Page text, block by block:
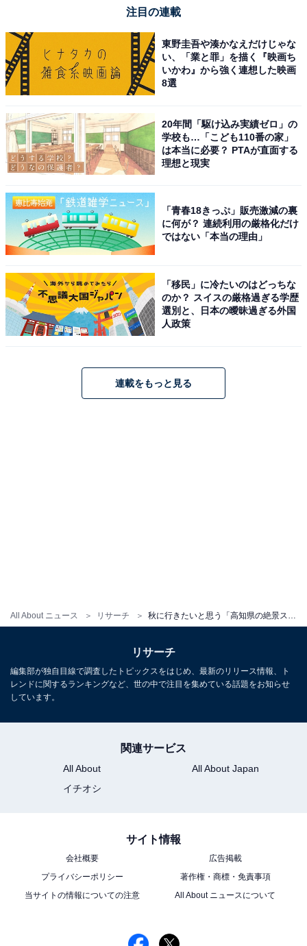
All About ニュース リサーチ
こちらもおすすめ
秋に行きたいと思う「岡山県の絶景スポット」
ル」、1位は？
注目の連載
東野圭吾や湊かなえだけじゃな
い、「業と罪」を描く『映画ち
いかわ』から強く連想した映画
8選
20年間「駆け込み実績ゼロ」の
学校も…「こども110番の家」
は本当に必要？ PTAが直面する
理想と現実
「青春18きっぷ」販売激減の裏
に何が？ 連続利用の厳格化だけ
ではない「本当の理由」
「移民」に冷たいのはどっちな
のか？ スイスの厳格過ぎる学歴
選別と、日本の曖昧過ぎる外国
人政策
連載をもっと見る
リサーチ
編集部が独自目線で調査したトピックスをはじめ、最新のリリース情報、ト
レンドに関するランキングなど、世の中で注目を集めている話題をお知らせ
しています。
関連サービス
All About
All About Japan
イチオシ
サイト情報
会社概要
広告掲載
プライバシーポリシー
著作権・商標・免責事項
当サイトの情報についての注意
All About ニュースについて